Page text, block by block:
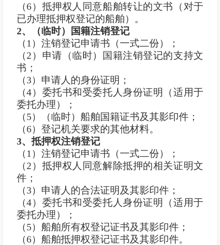
（6）抵押权人同意船舶转让的文书（对于
已办理抵押权登记的船舶）。
2、（临时）国籍注销登记
（1）注销登记申请书（一式二份）；
（2）申请（临时）国籍注销登记的支持文
书；
（3）申请人的身份证明；
（4）委托书和受委托人身份证明（适用于
委托办理）；
（5）（临时）船舶国籍证书及其影印件；
（6）登记机关要求的其他材料。
3、抵押权注销登记
（1）注销登记申请书（一式二份）；
（2）抵押权人同意解除抵押的相关证明文
件；
（3）申请人的合法证明及其影印件；
（4）委托书和受委托人身份证明（适用于
委托办理）；
（5）船舶所有权登记证书及其影印件；
（6）船舶抵押权登记证书及其影印件。